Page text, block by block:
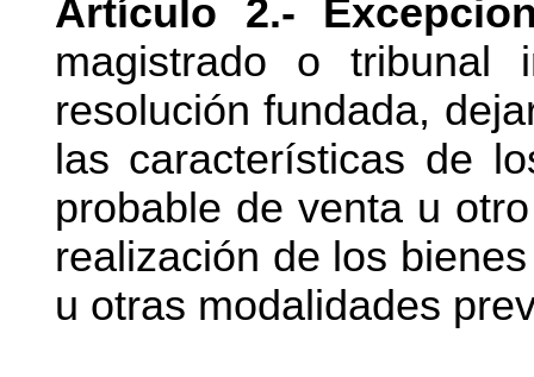
Artículo 2.-
magistrado o tribunal
resolución fundada,
las características de
probable de venta u
realización de los
u otras modalidades